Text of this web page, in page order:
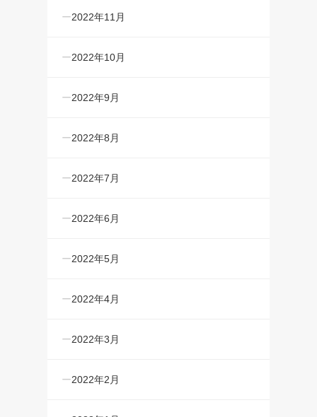
2022年11月
2022年10月
2022年9月
2022年8月
2022年7月
2022年6月
2022年5月
2022年4月
2022年3月
2022年2月